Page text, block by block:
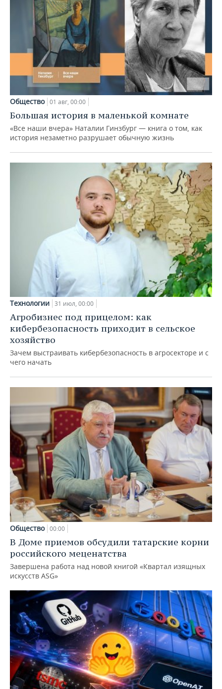
Общество 01 авг, 00:00
Большая история в маленькой комнате
«Все наши вчера» Наталии Гинзбург — книга о том, как
история незаметно разрушает обычную жизнь
Технологии 31 июл, 00:00
Агробизнес под прицелом: как
кибербезопасность приходит в сельское
хозяйство
Зачем выстраивать кибербезопасность в агросекторе и с
чего начать
Общество 00:00
В Доме приемов обсудили татарские корни
российского меценатства
Завершена работа над новой книгой «Квартал изящных
искусств ASG»